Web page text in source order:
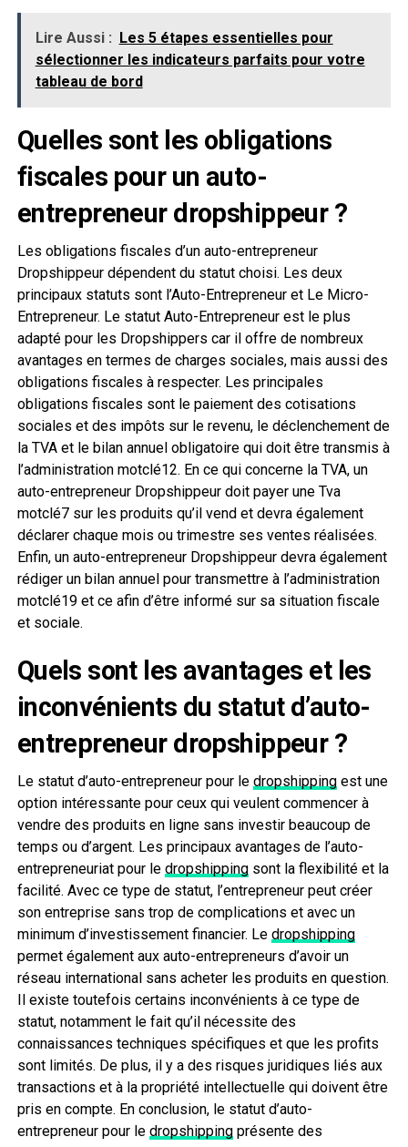
Lire Aussi : Les 5 étapes essentielles pour
sélectionner les indicateurs parfaits pour votre
tableau de bord
Quelles sont les obligations
fiscales pour un auto-
entrepreneur dropshippeur ?
Les obligations fiscales d’un auto-entrepreneur
Dropshippeur dépendent du statut choisi. Les deux
principaux statuts sont l’Auto-Entrepreneur et Le Micro-
Entrepreneur. Le statut Auto-Entrepreneur est le plus
adapté pour les Dropshippers car il offre de nombreux
avantages en termes de charges sociales, mais aussi des
obligations fiscales à respecter. Les principales
obligations fiscales sont le paiement des cotisations
sociales et des impôts sur le revenu, le déclenchement de
la TVA et le bilan annuel obligatoire qui doit être transmis à
l’administration motclé12. En ce qui concerne la TVA, un
auto-entrepreneur Dropshippeur doit payer une Tva
motclé7 sur les produits qu’il vend et devra également
déclarer chaque mois ou trimestre ses ventes réalisées.
Enfin, un auto-entrepreneur Dropshippeur devra également
rédiger un bilan annuel pour transmettre à l’administration
motclé19 et ce afin d’être informé sur sa situation fiscale
et sociale.
Quels sont les avantages et les
inconvénients du statut d’auto-
entrepreneur dropshippeur ?
Le statut d’auto-entrepreneur pour le dropshippingest une
option intéressante pour ceux qui veulent commencer à
vendre des produits en ligne sans investir beaucoup de
temps ou d’argent. Les principaux avantages de l’auto-
entrepreneuriat pour le dropshippingsont la flexibilité et la
facilité. Avec ce type de statut, l’entrepreneur peut créer
son entreprise sans trop de complications et avec un
minimum d’investissement financier. Le dropshipping
permet également aux auto-entrepreneurs d’avoir un
réseau international sans acheter les produits en question.
Il existe toutefois certains inconvénients à ce type de
statut, notamment le fait qu’il nécessite des
connaissances techniques spécifiques et que les profits
sont limités. De plus, il y a des risques juridiques liés aux
transactions et à la propriété intellectuelle qui doivent être
pris en compte. En conclusion, le statut d’auto-
entrepreneur pour le dropshippingprésente des